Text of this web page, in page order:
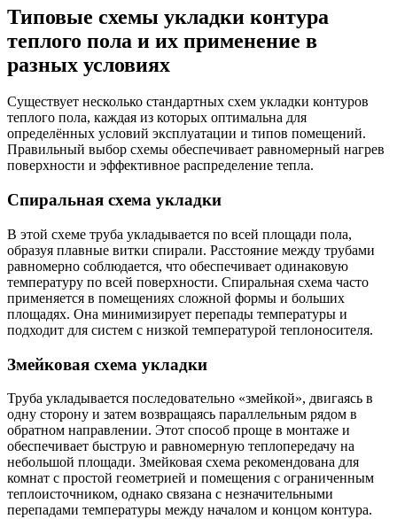
Типовые схемы укладки контура
теплого пола и их применение в
разных условиях
Существует несколько стандартных схем укладки контуров
теплого пола, каждая из которых оптимальна для
определённых условий эксплуатации и типов помещений.
Правильный выбор схемы обеспечивает равномерный нагрев
поверхности и эффективное распределение тепла.
Спиральная схема укладки
В этой схеме труба укладывается по всей площади пола,
образуя плавные витки спирали. Расстояние между трубами
равномерно соблюдается, что обеспечивает одинаковую
температуру по всей поверхности. Спиральная схема часто
применяется в помещениях сложной формы и больших
площадях. Она минимизирует перепады температуры и
подходит для систем с низкой температурой теплоносителя.
Змейковая схема укладки
Труба укладывается последовательно «змейкой», двигаясь в
одну сторону и затем возвращаясь параллельным рядом в
обратном направлении. Этот способ проще в монтаже и
обеспечивает быструю и равномерную теплопередачу на
небольшой площади. Змейковая схема рекомендована для
комнат с простой геометрией и помещения с ограниченным
теплоисточником, однако связана с незначительными
перепадами температуры между началом и концом контура.